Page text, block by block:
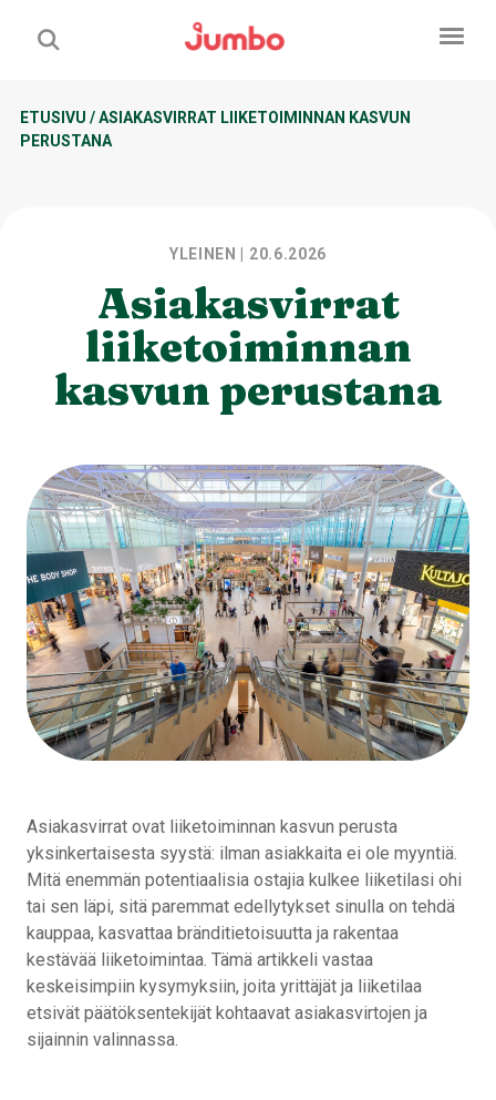
ETUSIVU /ASIAKASVIRRAT LIIKETOIMINNAN KASVUN
PERUSTANA
YLEINEN | 20.6.2026
Asiakasvirrat
liiketoiminnan
kasvun perustana
Asiakasvirrat ovat liiketoiminnan kasvun perusta
yksinkertaisesta syystä: ilman asiakkaita ei ole myyntiä.
Mitä enemmän potentiaalisia ostajia kulkee liiketilasi ohi
tai sen läpi, sitä paremmat edellytykset sinulla on tehdä
kauppaa, kasvattaa bränditietoisuutta ja rakentaa
kestävää liiketoimintaa. Tämä artikkeli vastaa
keskeisimpiin kysymyksiin, joita yrittäjät ja liiketilaa
etsivät päätöksentekijät kohtaavat asiakasvirtojen ja
sijainnin valinnassa.